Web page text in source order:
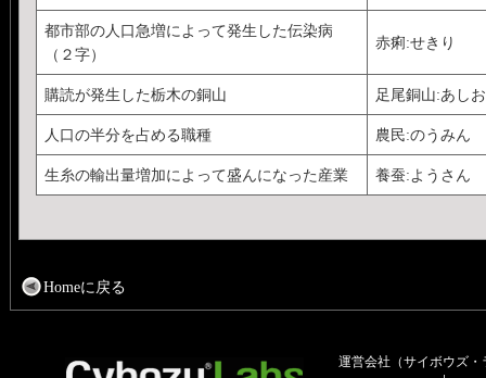
都市部の人口急増によって発生した伝染病
（２字）
赤痢:せきり
購読が発生した栃木の銅山 足尾銅山:あし
人口の半分を占める職種 農民:のうみん
生糸の輸出量増加によって盛んになった産業 養蚕:ようさん
Homeに戻る
運営会社（サイボウズ・